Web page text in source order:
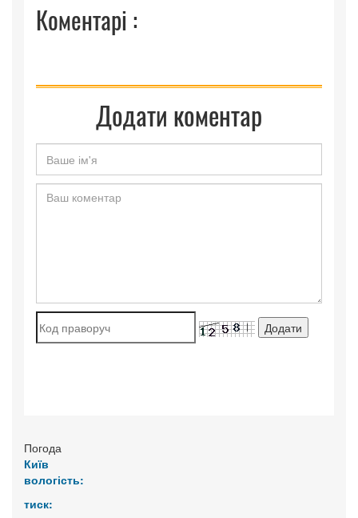
Коментарі :
Додати коментар
Погода
Київ
вологість:
тиск: